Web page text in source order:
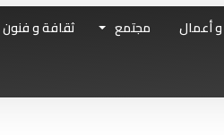
أعمال مجتمع ثقافة و فنون